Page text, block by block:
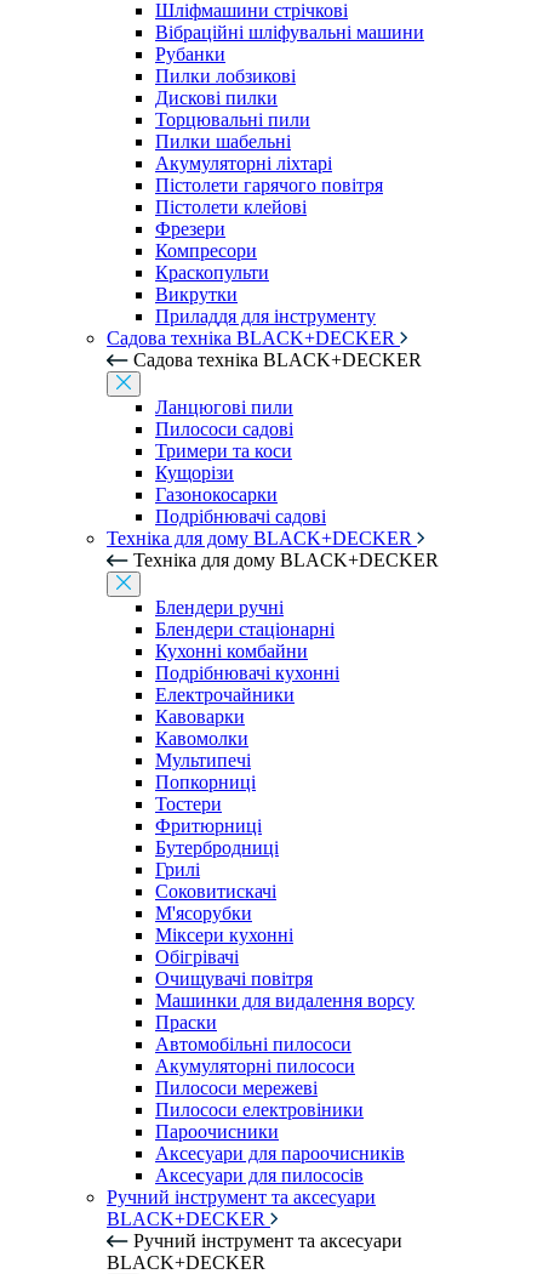
Шліфмашини стрічкові
Вібраційні шліфувальні машини
Рубанки
Пилки лобзикові
Дискові пилки
Торцювальні пили
Пилки шабельні
Акумуляторні ліхтарі
Пістолети гарячого повітря
Пістолети клейові
Фрезери
Компресори
Краскопульти
Викрутки
Приладдя для інструменту
Садова техніка BLACK+DECKER
Садова техніка BLACK+DECKER
Ланцюгові пили
Пилососи садові
Тримери та коси
Кущорізи
Газонокосарки
Подрібнювачі садові
Техніка для дому BLACK+DECKER
Техніка для дому BLACK+DECKER
Блендери ручні
Блендери стаціонарні
Кухонні комбайни
Подрібнювачі кухонні
Електрочайники
Кавоварки
Кавомолки
Мультипечі
Попкорниці
Тостери
Фритюрниці
Бутербродниці
Грилі
Соковитискачі
М'ясорубки
Міксери кухонні
Обігрівачі
Очищувачі повітря
Машинки для видалення ворсу
Праски
Автомобільні пилососи
Акумуляторні пилососи
Пилососи мережеві
Пилососи електровіники
Пароочисники
Аксесуари для пароочисників
Аксесуари для пилососів
Ручний інструмент та аксесуари
BLACK+DECKER
Ручний інструмент та аксесуари
BLACK+DECKER